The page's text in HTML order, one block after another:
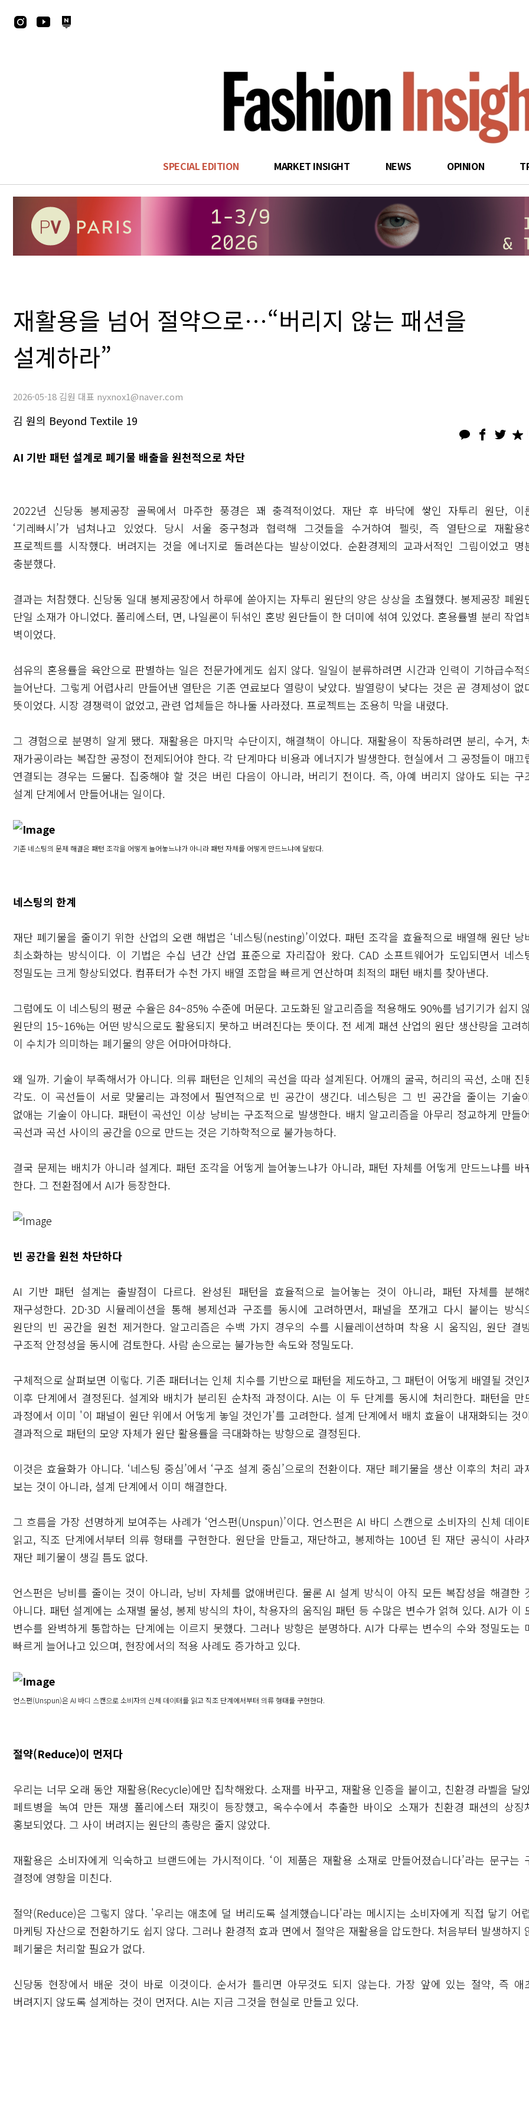
search
SPECIAL EDITION MARKET INSIGHT NEWS OPINION
재활용을 넘어 절약으로…“버리지 않는 패션을
설계하라”
2026-05-18 김원 대표 nyxnox1@naver.com
김 원의 Beyond Textile 19
AI 기반 패턴 설계로 폐기물 배출을 원천적으로 차단
2022년 신당동 봉제공장 골목에서 마주한 풍경은 꽤 충격적이었다. 재단 후 바닥에 쌓인 자투리 원단, 이
‘기레빠시’가 넘쳐나고 있었다. 당시 서울 중구청과 협력해 그것들을 수거하여 펠릿, 즉 열탄으로 재활용
프로젝트를 시작했다. 버려지는 것을 에너지로 돌려쓴다는 발상이었다. 순환경제의 교과서적인 그림이었고 명
충분했다.
결과는 처참했다. 신당동 일대 봉제공장에서 하루에 쏟아지는 자투리 원단의 양은 상상을 초월했다. 봉제공장 폐원
단일 소재가 아니었다. 폴리에스터, 면, 나일론이 뒤섞인 혼방 원단들이 한 더미에 섞여 있었다. 혼용률별 분리 작업
벽이었다.
섬유의 혼용률을 육안으로 판별하는 일은 전문가에게도 쉽지 않다. 일일이 분류하려면 시간과 인력이 기하급수적
늘어난다. 그렇게 어렵사리 만들어낸 열탄은 기존 연료보다 열량이 낮았다. 발열량이 낮다는 것은 곧 경제성이 없
뜻이었다. 시장 경쟁력이 없었고, 관련 업체들은 하나둘 사라졌다. 프로젝트는 조용히 막을 내렸다.
그 경험으로 분명히 알게 됐다. 재활용은 마지막 수단이지, 해결책이 아니다. 재활용이 작동하려면 분리, 수거,
재가공이라는 복잡한 공정이 전제되어야 한다. 각 단계마다 비용과 에너지가 발생한다. 현실에서 그 공정들이 매끄
연결되는 경우는 드물다. 집중해야 할 것은 버린 다음이 아니라, 버리기 전이다. 즉, 아예 버리지 않아도 되는 구
설계 단계에서 만들어내는 일이다.
기존 네스팅의 문제 해결은 패턴 조각을 어떻게 늘어놓느냐가 아니라 패턴 자체를 어떻게 만드느냐에 달렸다.
네스팅의 한계
재단 폐기물을 줄이기 위한 산업의 오랜 해법은 ‘네스팅(nesting)’이었다. 패턴 조각을 효율적으로 배열해 원단 낭
최소화하는 방식이다. 이 기법은 수십 년간 산업 표준으로 자리잡아 왔다. CAD 소프트웨어가 도입되면서 네스
정밀도는 크게 향상되었다. 컴퓨터가 수천 가지 배열 조합을 빠르게 연산하며 최적의 패턴 배치를 찾아낸다.
그럼에도 이 네스팅의 평균 수율은 84~85% 수준에 머문다. 고도화된 알고리즘을 적용해도 90%를 넘기기가 쉽지
원단의 15~16%는 어떤 방식으로도 활용되지 못하고 버려진다는 뜻이다. 전 세계 패션 산업의 원단 생산량을 고려
이 수치가 의미하는 폐기물의 양은 어마어마하다.
왜 일까. 기술이 부족해서가 아니다. 의류 패턴은 인체의 곡선을 따라 설계된다. 어깨의 굴곡, 허리의 곡선, 소매 진
각도. 이 곡선들이 서로 맞물리는 과정에서 필연적으로 빈 공간이 생긴다. 네스팅은 그 빈 공간을 줄이는 기술
없애는 기술이 아니다. 패턴이 곡선인 이상 낭비는 구조적으로 발생한다. 배치 알고리즘을 아무리 정교하게 만들
곡선과 곡선 사이의 공간을 0으로 만드는 것은 기하학적으로 불가능하다.
결국 문제는 배치가 아니라 설계다. 패턴 조각을 어떻게 늘어놓느냐가 아니라, 패턴 자체를 어떻게 만드느냐를 바
한다. 그 전환점에서 AI가 등장한다.
빈 공간을 원천 차단하다
AI 기반 패턴 설계는 출발점이 다르다. 완성된 패턴을 효율적으로 늘어놓는 것이 아니라, 패턴 자체를 분해
재구성한다. 2D·3D 시뮬레이션을 통해 봉제선과 구조를 동시에 고려하면서, 패널을 쪼개고 다시 붙이는 방식
원단의 빈 공간을 원천 제거한다. 알고리즘은 수백 가지 경우의 수를 시뮬레이션하며 착용 시 움직임, 원단 결
구조적 안정성을 동시에 검토한다. 사람 손으로는 불가능한 속도와 정밀도다.
구체적으로 살펴보면 이렇다. 기존 패터너는 인체 치수를 기반으로 패턴을 제도하고, 그 패턴이 어떻게 배열될 것인
이후 단계에서 결정된다. 설계와 배치가 분리된 순차적 과정이다. AI는 이 두 단계를 동시에 처리한다. 패턴을 만
과정에서 이미 '이 패널이 원단 위에서 어떻게 놓일 것인가'를 고려한다. 설계 단계에서 배치 효율이 내재화되는 것
결과적으로 패턴의 모양 자체가 원단 활용률을 극대화하는 방향으로 결정된다.
이것은 효율화가 아니다. ‘네스팅 중심’에서 ‘구조 설계 중심’으로의 전환이다. 재단 폐기물을 생산 이후의 처리 과
보는 것이 아니라, 설계 단계에서 이미 해결한다.
그 흐름을 가장 선명하게 보여주는 사례가 ‘언스펀(Unspun)’이다. 언스펀은 AI 바디 스캔으로 소비자의 신체 데이
읽고, 직조 단계에서부터 의류 형태를 구현한다. 원단을 만들고, 재단하고, 봉제하는 100년 된 재단 공식이 사라
재단 폐기물이 생길 틈도 없다.
언스펀은 낭비를 줄이는 것이 아니라, 낭비 자체를 없애버린다. 물론 AI 설계 방식이 아직 모든 복잡성을 해결한
아니다. 패턴 설계에는 소재별 물성, 봉제 방식의 차이, 착용자의 움직임 패턴 등 수많은 변수가 얽혀 있다. AI가 이
변수를 완벽하게 통합하는 단계에는 이르지 못했다. 그러나 방향은 분명하다. AI가 다루는 변수의 수와 정밀도는
빠르게 늘어나고 있으며, 현장에서의 적용 사례도 증가하고 있다.
언스펀(Unspun)은 AI 바디 스캔으로 소비자의 신체 데이터를 읽고 직조 단계에서부터 의류 형태를 구현한다.
절약(Reduce)이 먼저다
우리는 너무 오래 동안 재활용(Recycle)에만 집착해왔다. 소재를 바꾸고, 재활용 인증을 붙이고, 친환경 라벨을 달
페트병을 녹여 만든 재생 폴리에스터 재킷이 등장했고, 옥수수에서 추출한 바이오 소재가 친환경 패션의 상징
홍보되었다. 그 사이 버려지는 원단의 총량은 줄지 않았다.
재활용은 소비자에게 익숙하고 브랜드에는 가시적이다. ‘이 제품은 재활용 소재로 만들어졌습니다’라는 문구는
결정에 영향을 미친다.
절약(Reduce)은 그렇지 않다. '우리는 애초에 덜 버리도록 설계했습니다'라는 메시지는 소비자에게 직접 닿기 어
마케팅 자산으로 전환하기도 쉽지 않다. 그러나 환경적 효과 면에서 절약은 재활용을 압도한다. 처음부터 발생하지
폐기물은 처리할 필요가 없다.
신당동 현장에서 배운 것이 바로 이것이다. 순서가 틀리면 아무것도 되지 않는다. 가장 앞에 있는 절약, 즉 애
버려지지 않도록 설계하는 것이 먼저다. AI는 지금 그것을 현실로 만들고 있다.
닫기